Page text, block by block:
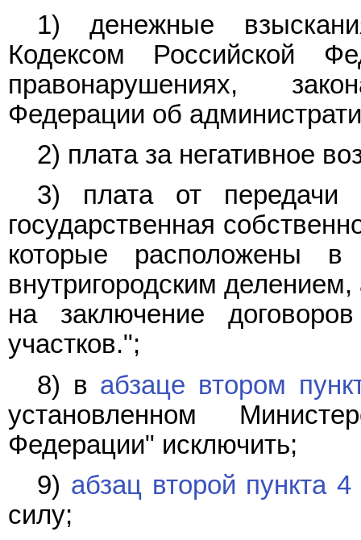
1) денежные
Кодексом Российской
правонарушениях,
Федерации об
2) плата за негативное
3) плата от передачи
государственная
которые расположены в
внутригородским
на заключение
участков.";
8) в абзаце втором
установленном
Федерации" исключить;
9) абзац второй пункта 4
силу;